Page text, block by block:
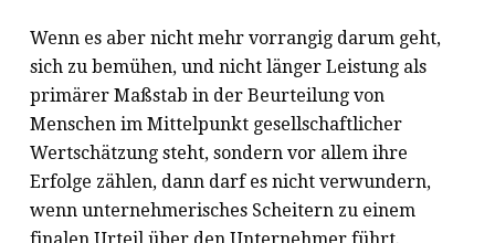
Wenn es aber nicht mehr vorrangig darum geht,
sich zu bemühen, und nicht länger Leistung als
primärer Maßstab in der Beurteilung von
Menschen im Mittelpunkt gesellschaftlicher
Wertschätzung steht, sondern vor allem ihre
Erfolge zählen, dann darf es nicht verwundern,
wenn unternehmerisches Scheitern zu einem